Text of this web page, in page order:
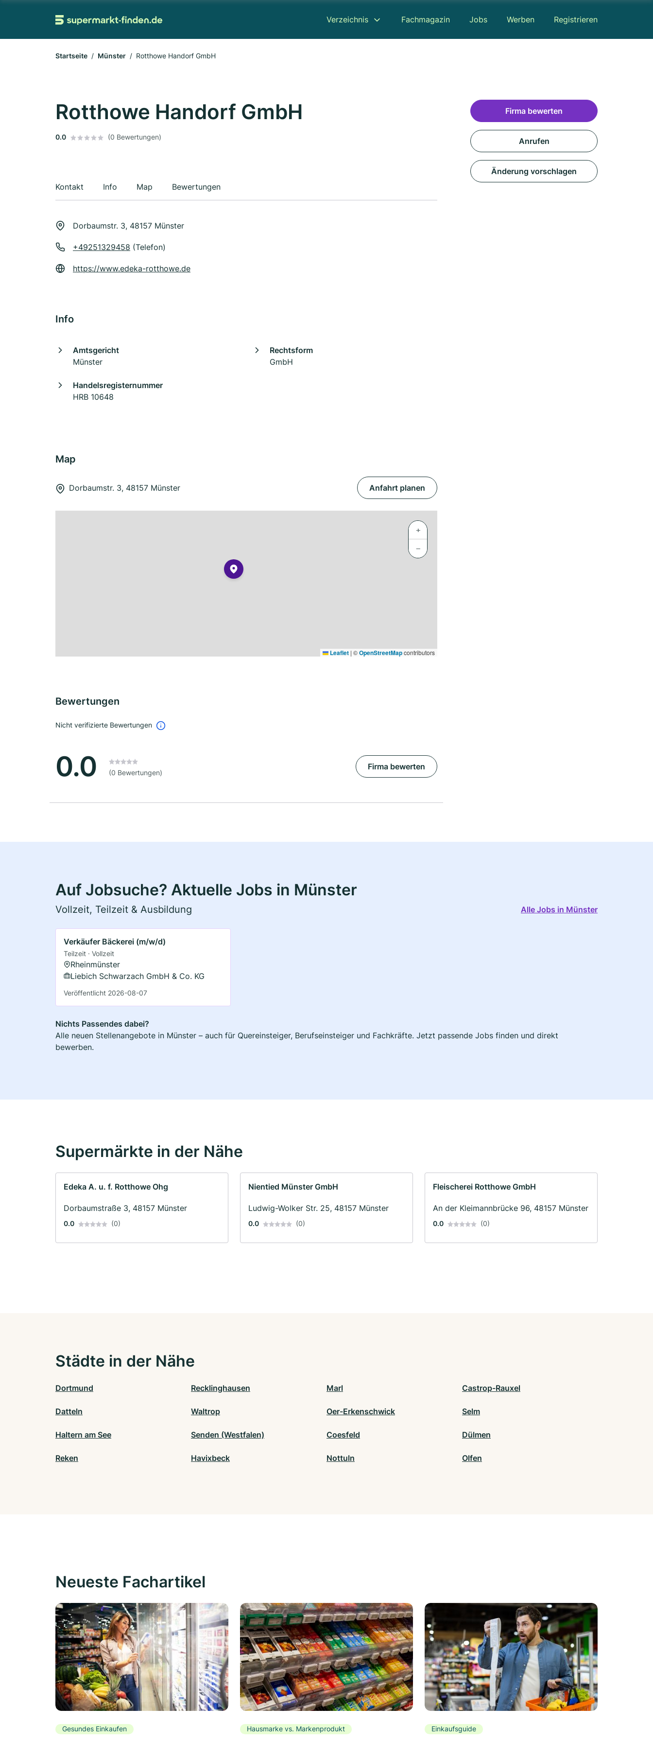
Verzeichnis Fachmagazin Jobs Werben Registrieren
Startseite Münster Rotthowe Handorf GmbH
Rotthowe Handorf GmbH
0.0 (0 Bewertungen)
Kontakt Info Map Bewertungen
Dorbaumstr. 3, 48157 Münster
+49251329458 (Telefon)
https://www.edeka-rotthowe.de
Info
Amtsgericht
Münster
Rechtsform
GmbH
Handelsregisternummer
HRB 10648
Map
Dorbaumstr. 3, 48157 Münster Anfahrt planen
+
−
Leaflet | ©OpenStreetMapcontributors
Bewertungen
Nicht verifizierte Bewertungen
0.0 (0 Bewertungen)
Firma bewerten
Firma bewerten
Anrufen
Änderung vorschlagen
Auf Jobsuche? Aktuelle Jobs in Münster
Vollzeit, Teilzeit & Ausbildung Alle Jobs in Münster
Verkäufer Bäckerei (m/w/d)
Teilzeit · Vollzeit
Rheinmünster
Liebich Schwarzach GmbH & Co. KG
Veröffentlicht 2026-08-07
Nichts Passendes dabei?
Alle neuen Stellenangebote in Münster – auch für Quereinsteiger, Berufseinsteiger und Fachkräfte. Jetzt passende Jobs finden und direkt
bewerben.
Supermärkte in der Nähe
Edeka A. u. f. Rotthowe Ohg
Dorbaumstraße 3, 48157 Münster
0.0 (0)
Nientied Münster GmbH
Ludwig-Wolker Str. 25, 48157 Münster
0.0 (0)
Fleischerei Rotthowe GmbH
An der Kleimannbrücke 96, 48157 Münster
0.0 (0)
Städte in der Nähe
Dortmund Recklinghausen Marl Castrop-Rauxel
Datteln Waltrop Oer-Erkenschwick Selm
Haltern am See Senden (Westfalen) Coesfeld Dülmen
Reken Havixbeck Nottuln Olfen
Neueste Fachartikel
Gesundes Einkaufen Hausmarke vs. Markenprodukt Einkaufsguide